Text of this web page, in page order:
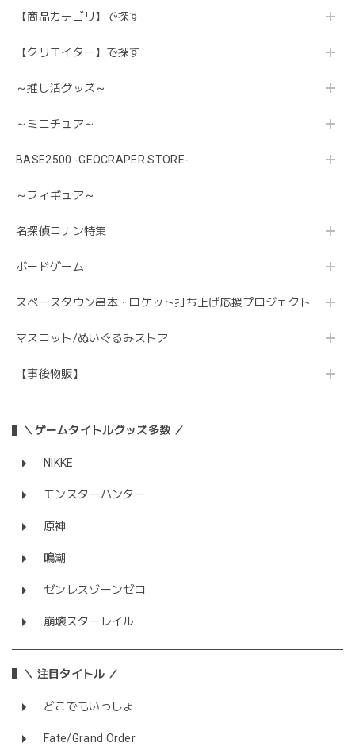
【商品カテゴリ】で探す
【クリエイター】で探す
～推し活グッズ～
～ミニチュア～
BASE2500 -GEOCRAPER STORE-
～フィギュア～
名探偵コナン特集
ボードゲーム
スペースタウン串本・ロケット打ち上げ応援プロジェクト
マスコット/ぬいぐるみストア
【事後物販】
＼ゲームタイトルグッズ多数 ／
NIKKE
モンスターハンター
原神
鳴潮
ゼンレスゾーンゼロ
崩壊スターレイル
＼ 注目タイトル ／
どこでもいっしょ
Fate/Grand Order